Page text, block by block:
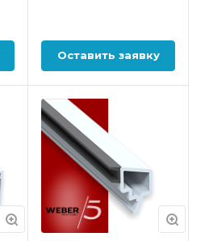
Оставить заявку